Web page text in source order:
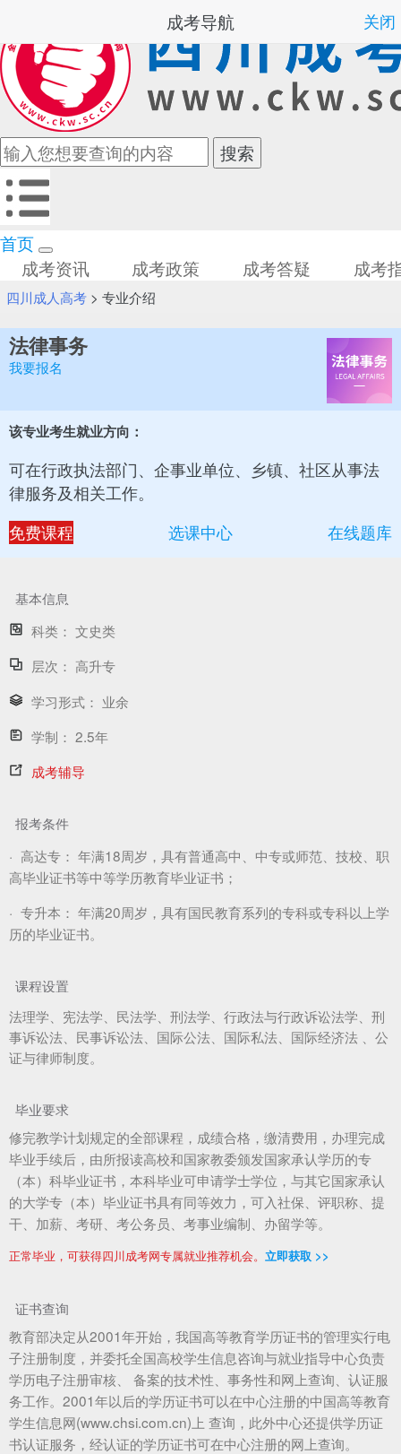
首页
成考资讯
成考政策 成考答疑 成考
四川成人高考> 专业介绍
法律事务
我要报名
该专业考生就业方向：
可在行政执法部门、企事业单位、乡镇、社区从事法
律服务及相关工作。
免费课程
选课中心 在线题库
基本信息
科类： 文史类
层次： 高升专
学习形式： 业余
学制： 2.5年
成考辅导
报考条件
· 高达专： 年满18周岁，具有普通高中、中专或师范、技校、职
高毕业证书等中等学历教育毕业证书；
· 专升本： 年满20周岁，具有国民教育系列的专科或专科以上学
历的毕业证书。
课程设置
法理学、宪法学、民法学、刑法学、行政法与行政诉讼法学、刑
事诉讼法、民事诉讼法、国际公法、国际私法、国际经济法 、公
证与律师制度。
毕业要求
修完教学计划规定的全部课程，成绩合格，缴清费用，办理完成
毕业手续后，由所报读高校和国家教委颁发国家承认学历的专
（本）科毕业证书，本科毕业可申请学士学位，与其它国家承认
的大学专（本）毕业证书具有同等效力，可入社保、评职称、提
干、加薪、考研、考公务员、考事业编制、办留学等。
正常毕业，可获得四川成考网专属就业推荐机会。 立即获取 >>
证书查询
教育部决定从2001年开始，我国高等教育学历证书的管理实行电
子注册制度，并委托全国高校学生信息咨询与就业指导中心负责
学历电子注册审核、 备案的技术性、事务性和网上查询、认证服
务工作。2001年以后的学历证书可以在中心注册的中国高等教育
学生信息网(www.chsi.com.cn)上 查询，此外中心还提供学历证
书认证服务，经认证的学历证书可在中心注册的网上查询。
成考导航 关闭